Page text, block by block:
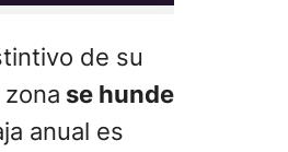
de su
se hunde
anual es